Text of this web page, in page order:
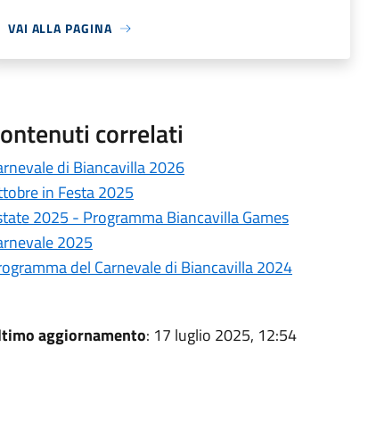
VAI ALLA PAGINA
correlati
di Biancavilla 2026
in Festa 2025
2025 - Programma Biancavilla Games
2025
del Carnevale di Biancavilla 2024
aggiornamento: 17 luglio 2025, 12:54